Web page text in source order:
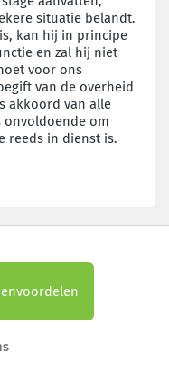
situatie belandt.
kan hij in principe
en zal hij niet
voor ons
van de overheid
akkoord van alle
onvoldoende om
reeds in dienst is.